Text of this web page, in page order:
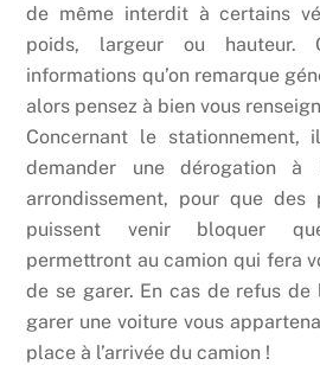
de même interdit à certains
poids, largeur ou hauteur.
informations qu’on remarque
alors pensez à bien vous
Concernant le
demander une dérogation
arrondissement, pour que des
puissent venir bloquer
permettront au camion qui fera
de se garer. En cas de refus
garer une voiture vous
place à l’arrivée du camion !